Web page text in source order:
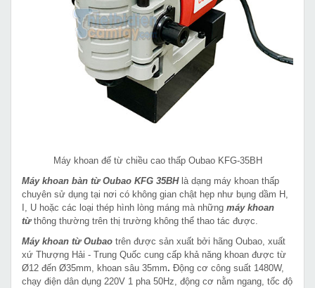
Máy khoan đế từ chiều cao thấp Oubao KFG-35BH
Máy khoan bàn từ Oubao KFG 35BHlà dạng máy khoan thấp
chuyên sử dụng tại nơi có không gian chật hẹp như bụng dầm H,
I, U hoặc các loại thép hình lòng máng mà những máy khoan
từthông thường trên thị trường không thể thao tác được.
Máy khoan từ Oubao trên được sản xuất bởi hãng Oubao, xuất
xứ Thượng Hải - Trung Quốc cung cấp khả năng khoan được từ
Ø12 đến Ø35mm, khoan sâu 35mm. Động cơ công suất 1480W,
chạy điện dân dụng 220V 1 pha 50Hz, động cơ nằm ngang, tốc độ